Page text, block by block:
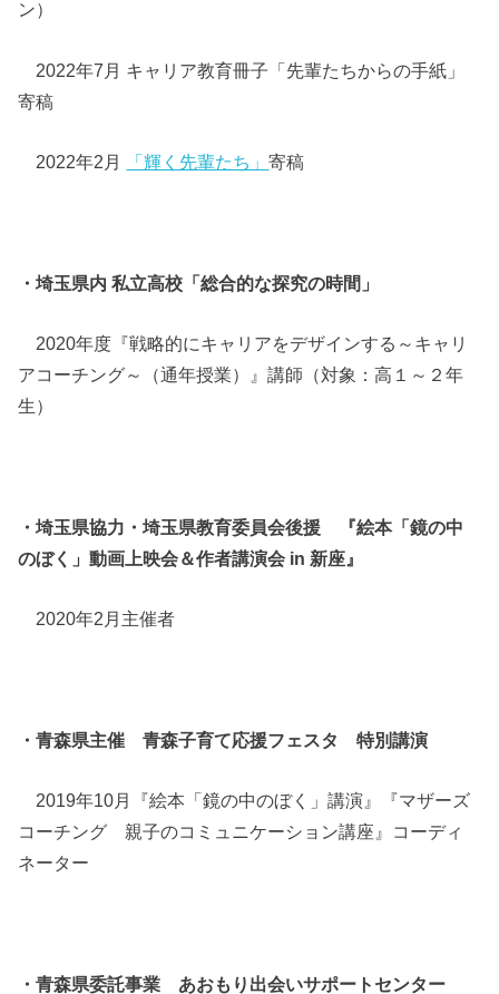
ン）
2022年7月 キャリア教育冊子「先輩たちからの手紙」
寄稿
2022年2月 「輝く先輩たち」寄稿
・埼玉県内 私立高校「総合的な探究の時間」
2020年度『戦略的にキャリアをデザインする～キャリ
アコーチング～（通年授業）』講師（対象：高１～２年
生）
・埼玉県協力・埼玉県教育委員会後援 『絵本「鏡の中
のぼく」動画上映会＆作者講演会 in 新座』
2020年2月主催者
・青森県主催 青森子育て応援フェスタ 特別講演
2019年10月『絵本「鏡の中のぼく」講演』『マザーズ
コーチング 親子のコミュニケーション講座』コーディ
ネーター
・青森県委託事業 あおもり出会いサポートセンター